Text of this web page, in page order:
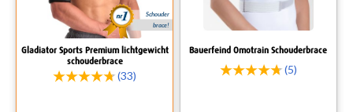
Schouder
brace!
Gladiator Sports Premium lichtgewicht
schouderbrace
(33)
Bauerfeind Omotrain Schouderbrace
(5)